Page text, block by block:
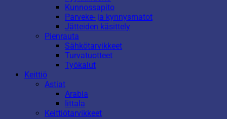
Kunnossapito
Parveke- ja kynnysmatot
Jätteiden käsittely
Pienrauta
Sähkötarvikkeet
Turvatuotteet
Työkalut
Keittiö
Astiat
Arabia
Iittala
Keittiötarvikkeet